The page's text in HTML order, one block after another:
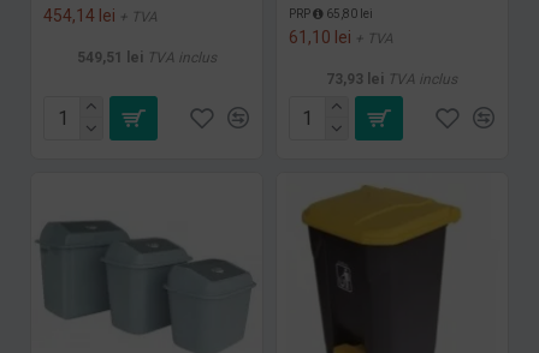
454,14 lei + TVA
549,51 lei TVA inclus
PRP 65,80 lei
61,10 lei + TVA
73,93 lei TVA inclus